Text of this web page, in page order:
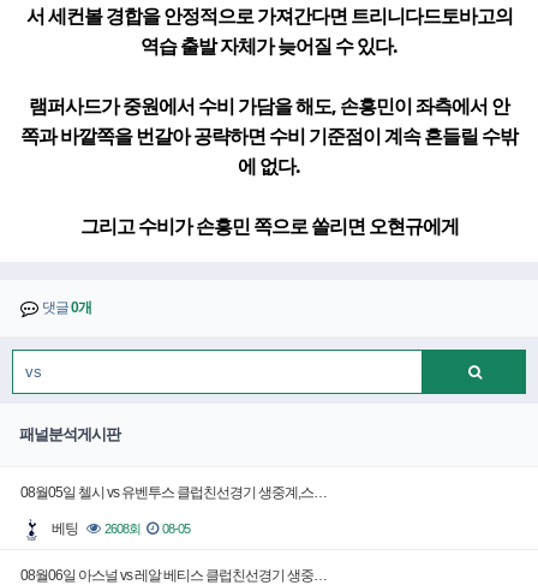
서 세컨볼 경합을 안정적으로 가져간다면 트리니다드토바고의
역습 출발 자체가 늦어질 수 있다.
램퍼사드가 중원에서 수비 가담을 해도, 손흥민이 좌측에서 안
쪽과 바깥쪽을 번갈아 공략하면 수비 기준점이 계속 흔들릴 수밖
에 없다.
그리고 수비가 손흥민 쪽으로 쏠리면 오현규에게
댓글0개
패널분석게시판
08월05일 첼시 vs 유벤투스 클럽친선경기 생중계,스…
베팅 2608회 08-05
08월06일 아스널 vs 레알 베티스 클럽친선경기 생중…